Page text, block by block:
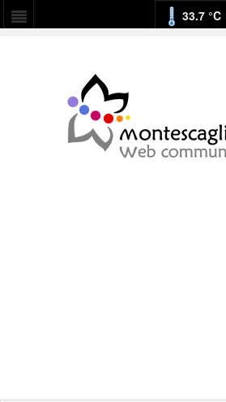
33.7 °C